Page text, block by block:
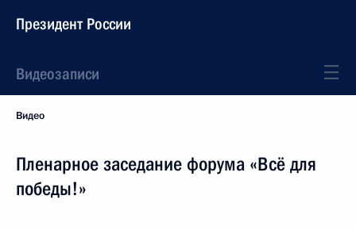
Президент России
Видеозаписи
Видео
Пленарное заседание форума «Всё для
победы!»